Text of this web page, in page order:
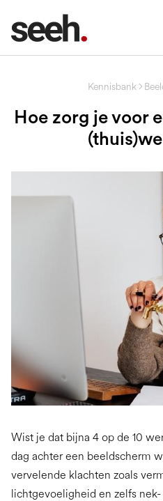
Kennisbank
Hoe zorg je voor
Wist je dat bijna 4 op de 10
dag achter een beeldscherm
vervelende klachten zoals
lichtgevoeligheid en zelfs